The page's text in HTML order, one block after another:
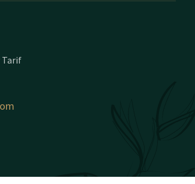
Tarif